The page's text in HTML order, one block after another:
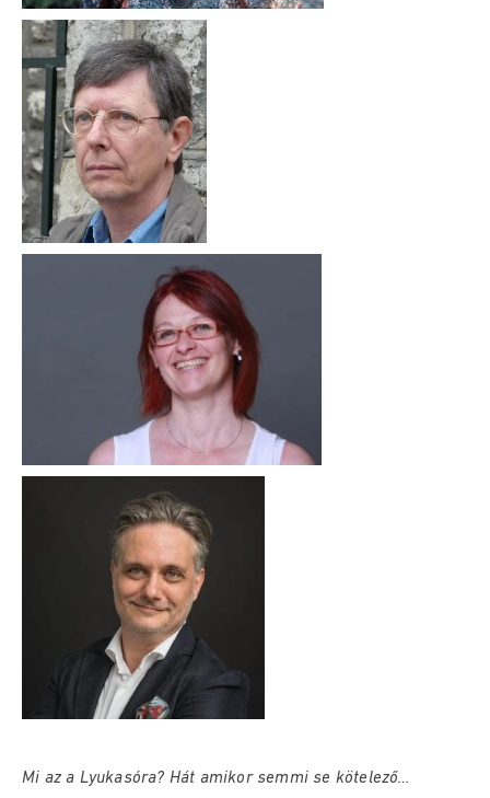
Mi az a Lyukasóra? Hát amikor semmi se kötelező…